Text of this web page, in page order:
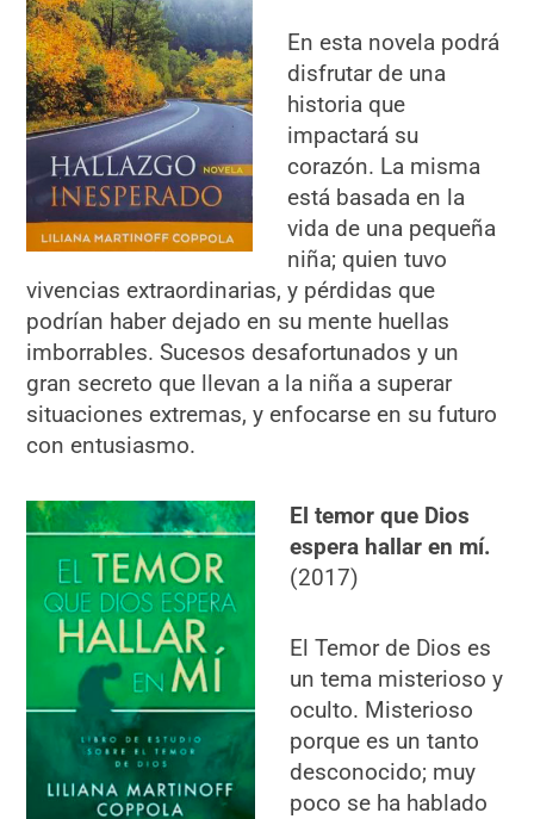
En esta novela podrá
disfrutar de una
historia que
impactará su
corazón. La misma
está basada en la
vida de una pequeña
niña; quien tuvo
vivencias extraordinarias, y pérdidas que
podrían haber dejado en su mente huellas
imborrables. Sucesos desafortunados y un
gran secreto que llevan a la niña a superar
situaciones extremas, y enfocarse en su futuro
con entusiasmo.
El temor que Dios
espera hallar en mí.
(2017)
El Temor de Dios es
un tema misterioso y
oculto. Misterioso
porque es un tanto
desconocido; muy
poco se ha hablado